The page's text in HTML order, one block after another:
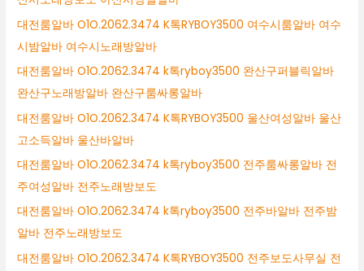
대전룸알바 O1O.2062.3474 K톡RYBOY3500 여수시룸알바 여수
시밤알바 여수시노래방알바
대전룸알바 O1O.2062.3474 k톡ryboy3500 완산구퍼블릭알바
완산구노래방알바 완산구룸싸롱알바
대전룸알바 O1O.2062.3474 K톡RYBOY3500 울산여성알바 울산
고소득알바 울산바알바
대전룸알바 O1O.2062.3474 k톡ryboy3500 전주룸싸롱알바 전
주여성알바 전주노래방보도
대전룸알바 O1O.2062.3474 k톡ryboy3500 전주바알바 전주밤
알바 전주노래방보도
대전룸알바 O1O.2062.3474 K톡RYBOY3500 전주보도사무실 전